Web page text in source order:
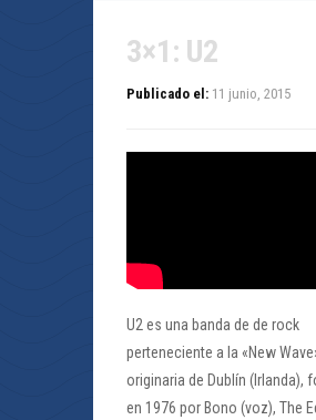
3×1: U2
Publicado el: 11 junio, 2015
U2 es una banda de de rock
perteneciente a la «New
originaria de Dublín (Irlanda),
en 1976 por Bono (voz), The